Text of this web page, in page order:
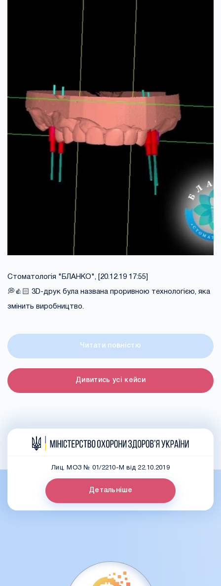
Стоматологія "БЛАНКО", [20.12.19 17:55]
💭👍🏻 3D-друк була названа проривною технологією, яка
змінить виробництво.
Читати повністю
Дивитись усі кейси
Лиц. МОЗ № 01/2210-М від 22.10.2019
Детальніше